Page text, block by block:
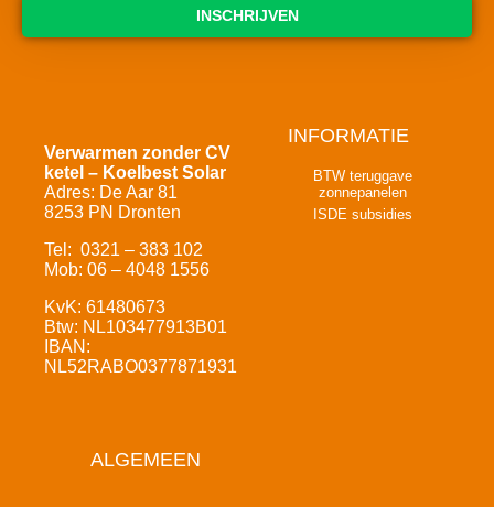
INSCHRIJVEN
Verwarmen zonder CV
ketel – Koelbest Solar
Adres: De Aar 81
8253 PN Dronten
Tel: 0321 – 383 102
Mob: 06 – 4048 1556
KvK: 61480673
Btw: NL103477913B01
IBAN:
NL52RABO0377871931
INFORMATIE
BTW teruggave
zonnepanelen
ISDE subsidies
ALGEMEEN